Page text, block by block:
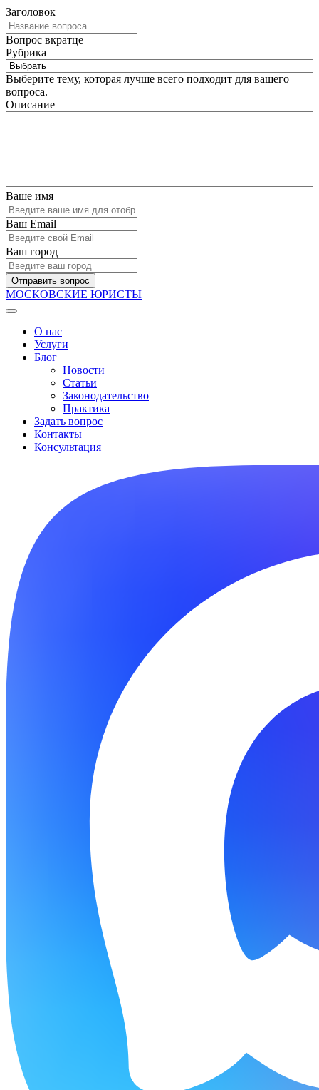
Заголовок
Вопрос вкратце
Рубрика
Выберите тему, которая лучше всего подходит для вашего
вопроса.
Описание
Ваше имя
Ваш Email
Ваш город
Отправить вопрос
МОСКОВСКИЕ ЮРИСТЫ
О нас
Услуги
Блог
Новости
Статьи
Законодательство
Практика
Задать вопрос
Контакты
Консультация